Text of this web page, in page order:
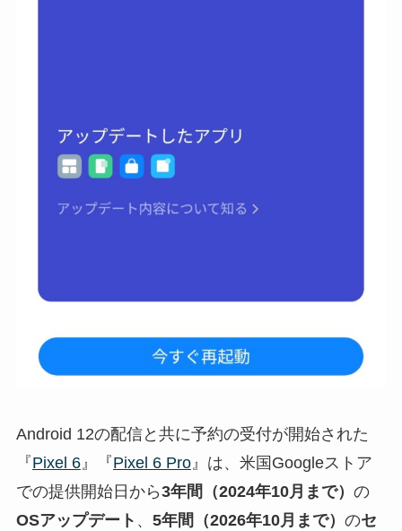
Android 12の配信と共に予約の受付が開始された
『Pixel 6』『Pixel 6 Pro』は、米国Googleストア
での提供開始日から3年間（2024年10月まで） の
OSアップデート 、 5年間（2026年10月まで） のセ